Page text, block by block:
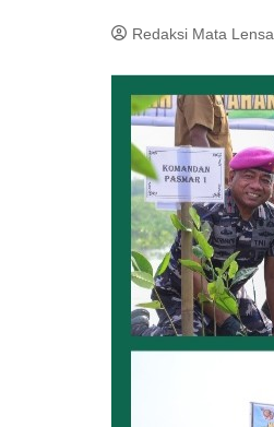
Redaksi Mata Lensa